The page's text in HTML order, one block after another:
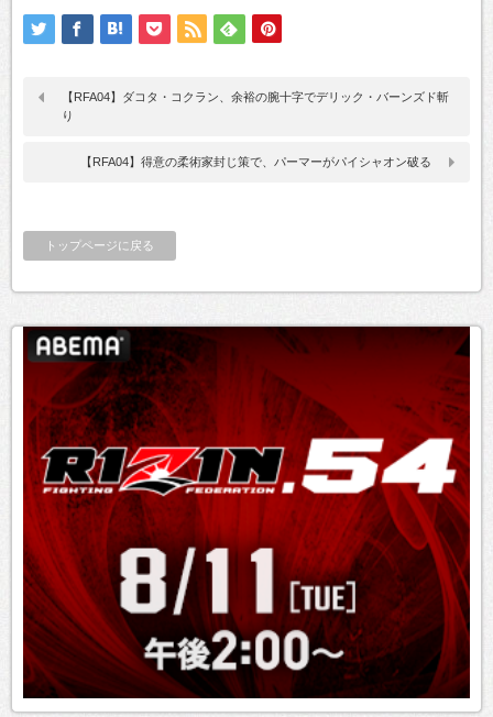
【RFA04】ダコタ・コクラン、余裕の腕十字でデリック・バーンズド斬
り
【RFA04】得意の柔術家封じ策で、パーマーがパイシャオン破る
トップページに戻る